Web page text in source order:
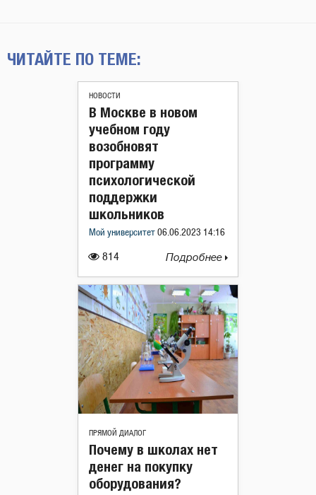
ЧИТАЙТЕ ПО ТЕМЕ:
НОВОСТИ
814
В Москве в новом
учебном году
возобновят
программу
психологической
поддержки
школьников
Мой университет 06.06.2023 14:16
Подробнее
ПРЯМОЙ ДИАЛОГ
Почему в школах нет
денег на покупку
оборудования?